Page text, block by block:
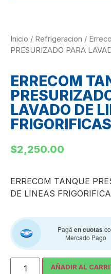
Inicio / Refrigeracion /
PRESURIZADO PARA
ERRECOM
LAVADO DE
FRIGORIFICAS
$2,250.00
ERRECOM TANQUE
DE LINEAS
Pagáen cuotas
Mercado Pago
AÑADIR AL